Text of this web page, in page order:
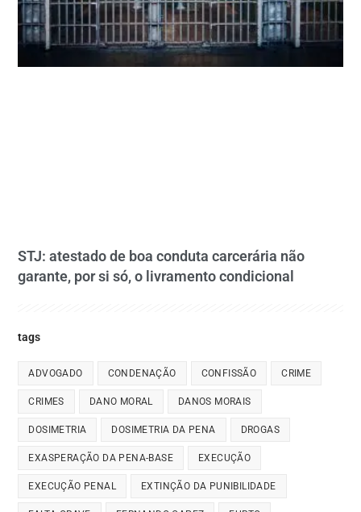
STJ: atestado de boa conduta carcerária não
garante, por si só, o livramento condicional
tags
ADVOGADO CONDENAÇÃO CONFISSÃO CRIME
CRIMES DANO MORAL DANOS MORAIS
DOSIMETRIA DOSIMETRIA DA PENA DROGAS
EXASPERAÇÃO DA PENA-BASE EXECUÇÃO
EXECUÇÃO PENAL EXTINÇÃO DA PUNIBILIDADE